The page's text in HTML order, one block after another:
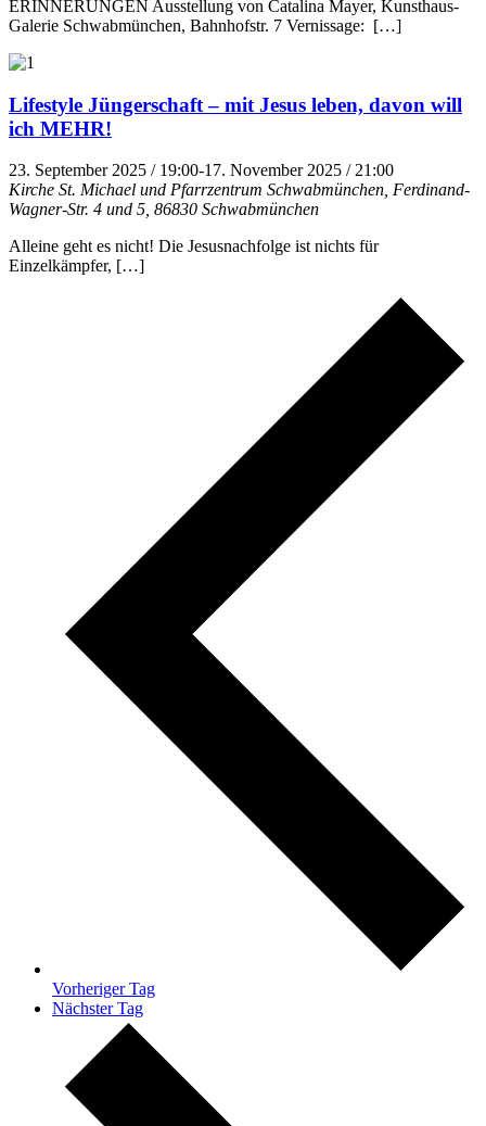
ERINNERUNGEN Ausstellung von Catalina Mayer, Kunsthaus-
Galerie Schwabmünchen, Bahnhofstr. 7 Vernissage: […]
Lifestyle Jüngerschaft – mit Jesus leben, davon will
ich MEHR!
23. September 2025 / 19:00-17. November 2025 / 21:00
Kirche St. Michael und Pfarrzentrum Schwabmünchen, Ferdinand-
Wagner-Str. 4 und 5, 86830 Schwabmünchen
Alleine geht es nicht! Die Jesusnachfolge ist nichts für
Einzelkämpfer, […]
Vorheriger Tag
Nächster Tag